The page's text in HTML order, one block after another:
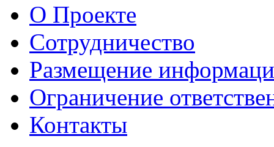
О Проекте
Сотрудничество
Размещение
Ограничение
Контакты